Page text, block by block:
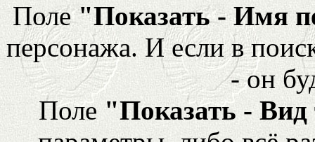
Поле"Показать - Имя
персонажа. И если в
- он
Поле "Показать -